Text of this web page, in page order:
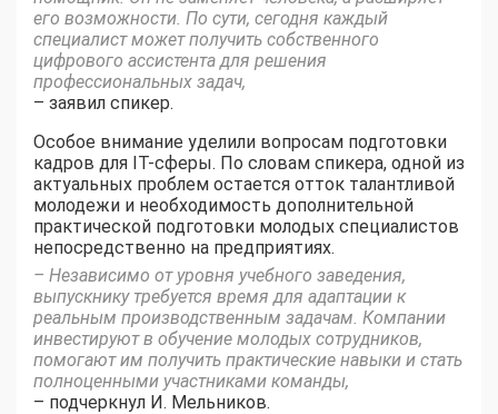
его возможности. По сути, сегодня каждый
специалист может получить собственного
цифрового ассистента для решения
профессиональных задач,
– заявил спикер.
Особое внимание уделили вопросам подготовки
кадров для IT-сферы. По словам спикера, одной из
актуальных проблем остается отток талантливой
молодежи и необходимость дополнительной
практической подготовки молодых специалистов
непосредственно на предприятиях.
– Независимо от уровня учебного заведения,
выпускнику требуется время для адаптации к
реальным производственным задачам. Компании
инвестируют в обучение молодых сотрудников,
помогают им получить практические навыки и стать
полноценными участниками команды,
– подчеркнул И. Мельников.